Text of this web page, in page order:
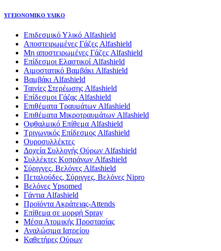
ΥΓΕΙΟΝΟΜΙΚΟ ΥΛΙΚΟ
Επιδεσμικό Υλικό Alfashield
Αποστειρωμένες Γάζες Alfashield
Μη αποστειρωμένες Γάζες Alfashield
Επίδεσμοι Ελαστικοί Alfashield
Αιμοστατικό Βαμβάκι Alfashield
Βαμβάκι Alfashield
Ταινίες Στερέωσης Alfashield
Επίδεσμοι Γάζας Alfashield
Επιθέματα Τραυμάτων Alfashield
Επιθέματα Μικροτραυμάτων Alfashield
Οφθαλμικό Eπίθεμα Alfashield
Τριγωνικός Επίδεσμος Alfashield
Ουροσυλλέκτες
Δοχεία Συλλογής Ούρων Alfashield
Συλλέκτες Κοπράνων Alfashield
Σύριγγες, Βελόνες Alfashield
Πεταλούδες, Σύριγγες, Βελόνες Nipro
Βελόνες Ypsomed
Γάντια Alfashield
Προϊόντα Ακράτειας-Attends
Επίθεμα σε μορφή Spray
Μέσα Ατομικής Προστασίας
Αναλώσιμα Ιατρείου
Καθετήρες Ούρων